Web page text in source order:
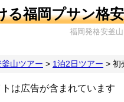
る福岡プサン格
福岡発格安釜
山ツアー > 1泊2日ツアー > 初
は広告が含まれています